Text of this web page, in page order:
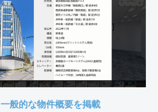
一般的な物件概要を掲載